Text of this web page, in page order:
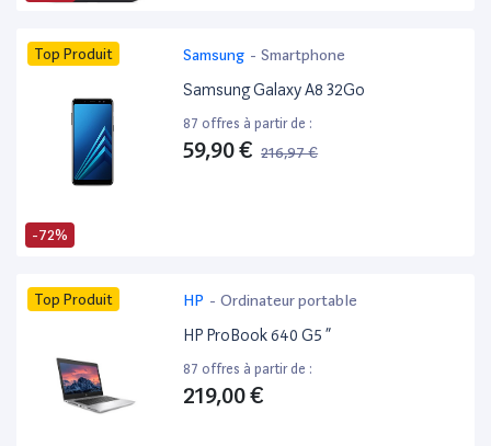
-72%
Top Produit Samsung - Smartphone
Samsung Galaxy A8 32Go
87 offres à partir de :
59,90 € 216,97 €
Top Produit HP - Ordinateur portable
HP ProBook 640 G5 ”
87 offres à partir de :
219,00 €